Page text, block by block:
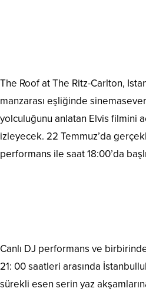
The Roof at The Ritz-Carlton,
manzarası eşliğinde
yolculuğunu anlatan Elvis filmini
izleyecek. 22 Temmuz’da
performans ile saat 18:00’da
Canlı DJ performans ve
21: 00 saatleri arasında
sürekli esen serin yaz